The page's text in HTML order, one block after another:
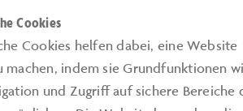
Cookies
Cookies helfen dabei, eine Website
machen, indem sie Grundfunktionen
und Zugriﬀ auf sichere Bereiche